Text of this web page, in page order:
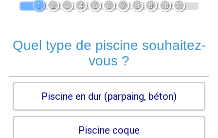
1 2 3 4 5 6 7 8 9 10 11
Quel type de piscine souhaitez-
vous ?
Piscine en dur (parpaing, béton)
Piscine coque